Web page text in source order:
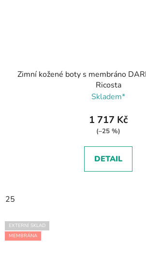
Zimní kožené boty s membráno
Ricosta
Skladem*
1 717 Kč
(–25 %)
DETAIL
25
EXTERNÍ SKLAD
MEMBRÁNA